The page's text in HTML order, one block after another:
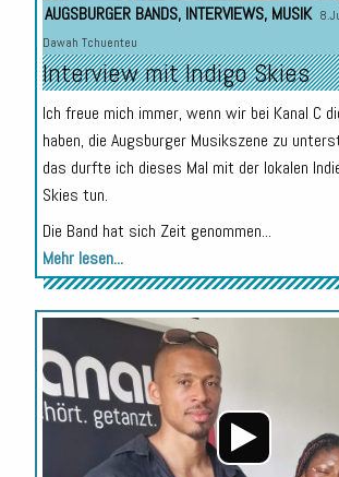
AUGSBURGER BANDS, INTERVIEWS, MUSIK
Dawah Tchuenteu
Interview mit Indigo Skies
Ich freue mich immer, wenn wir bei Kanal C
haben, die Augsburger Musikszene zu
das durfte ich dieses Mal mit der lokalen
Skies tun.
Die Band hat sich Zeit genommen...
Mehr lesen...